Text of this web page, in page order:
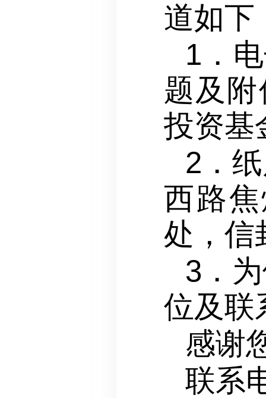
道如下
1．
题及
投资基
2．
西路
处，信
3．
位及联
感谢
联系